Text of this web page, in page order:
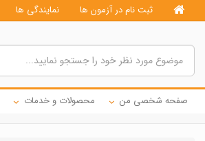
ثبت نام در آزمون ها نمایندگی ها
صفحه شخصی من محصولات و خدمات